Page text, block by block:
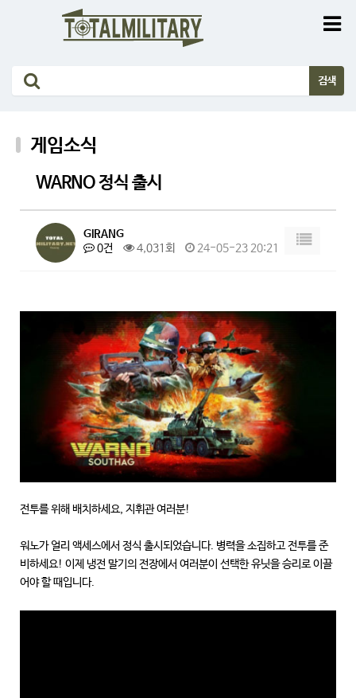
게임소식
WARNO 정식 출시
GIRANG
0건
4,031회 24-05-23 20:21
전투를 위해 배치하세요, 지휘관 여러분!
워노가 얼리 액세스에서 정식 출시되었습니다. 병력을 소집하고 전투를 준
비하세요! 이제 냉전 말기의 전장에서 여러분이 선택한 유닛을 승리로 이끌
어야 할 때입니다.